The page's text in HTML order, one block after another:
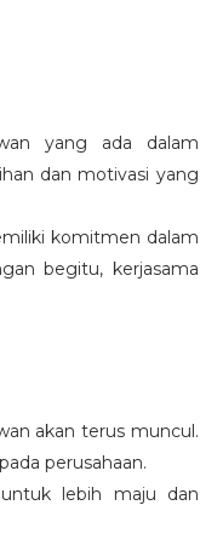
yang ada dalam
dan motivasi yang
komitmen dalam
begitu, kerjasama
akan terus muncul.
perusahaan.
lebih maju dan